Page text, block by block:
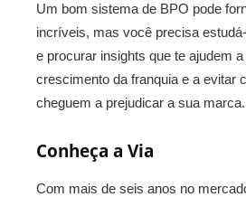
Um bom sistema de BPO pode
incríveis, mas você precisa
e procurar insights que te ajudem
crescimento da franquia e a evitar
cheguem a prejudicar a sua marca.
Conheça a Via
Com mais de seis anos no